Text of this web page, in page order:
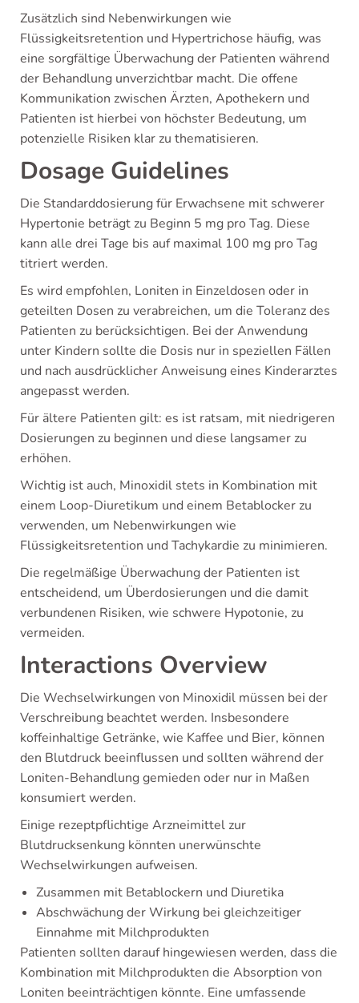
Zusätzlich sind Nebenwirkungen wie
Flüssigkeitsretention und Hypertrichose häufig, was
eine sorgfältige Überwachung der Patienten während
der Behandlung unverzichtbar macht. Die offene
Kommunikation zwischen Ärzten, Apothekern und
Patienten ist hierbei von höchster Bedeutung, um
potenzielle Risiken klar zu thematisieren.
Dosage Guidelines
Die Standarddosierung für Erwachsene mit schwerer
Hypertonie beträgt zu Beginn 5 mg pro Tag. Diese
kann alle drei Tage bis auf maximal 100 mg pro Tag
titriert werden.
Es wird empfohlen, Loniten in Einzeldosen oder in
geteilten Dosen zu verabreichen, um die Toleranz des
Patienten zu berücksichtigen. Bei der Anwendung
unter Kindern sollte die Dosis nur in speziellen Fällen
und nach ausdrücklicher Anweisung eines Kinderarztes
angepasst werden.
Für ältere Patienten gilt: es ist ratsam, mit niedrigeren
Dosierungen zu beginnen und diese langsamer zu
erhöhen.
Wichtig ist auch, Minoxidil stets in Kombination mit
einem Loop-Diuretikum und einem Betablocker zu
verwenden, um Nebenwirkungen wie
Flüssigkeitsretention und Tachykardie zu minimieren.
Die regelmäßige Überwachung der Patienten ist
entscheidend, um Überdosierungen und die damit
verbundenen Risiken, wie schwere Hypotonie, zu
vermeiden.
Interactions Overview
Die Wechselwirkungen von Minoxidil müssen bei der
Verschreibung beachtet werden. Insbesondere
koffeinhaltige Getränke, wie Kaffee und Bier, können
den Blutdruck beeinflussen und sollten während der
Loniten-Behandlung gemieden oder nur in Maßen
konsumiert werden.
Einige rezeptpflichtige Arzneimittel zur
Blutdrucksenkung könnten unerwünschte
Wechselwirkungen aufweisen.
Zusammen mit Betablockern und Diuretika
Abschwächung der Wirkung bei gleichzeitiger
Einnahme mit Milchprodukten
Patienten sollten darauf hingewiesen werden, dass die
Kombination mit Milchprodukten die Absorption von
Loniten beeinträchtigen könnte. Eine umfassende